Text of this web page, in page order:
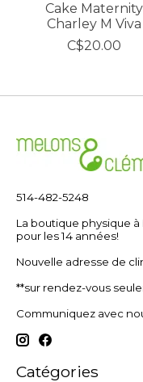
Cake Maternity
Charley M Viva
C$20.00
514-482-5248
La boutique physique
pour les 14 années!
Nouvelle adresse de
**sur rendez-vous
Communiquez avec
Catégories